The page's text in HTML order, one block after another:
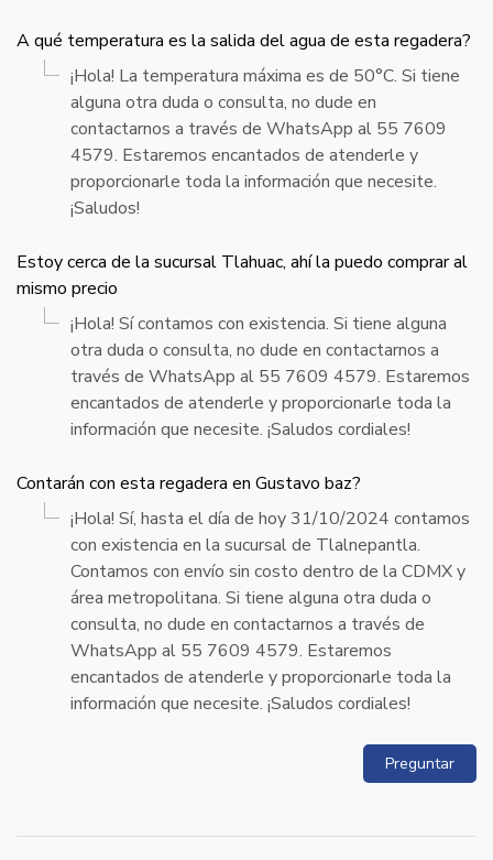
A qué temperatura es la salida del agua de esta regadera?
¡Hola! La temperatura máxima es de 50°C. Si tiene
alguna otra duda o consulta, no dude en
contactarnos a través de WhatsApp al 55 7609
4579. Estaremos encantados de atenderle y
proporcionarle toda la información que necesite.
¡Saludos!
Estoy cerca de la sucursal Tlahuac, ahí la puedo comprar al
mismo precio
¡Hola! Sí contamos con existencia. Si tiene alguna
otra duda o consulta, no dude en contactarnos a
través de WhatsApp al 55 7609 4579. Estaremos
encantados de atenderle y proporcionarle toda la
información que necesite. ¡Saludos cordiales!
Contarán con esta regadera en Gustavo baz?
¡Hola! Sí, hasta el día de hoy 31/10/2024 contamos
con existencia en la sucursal de Tlalnepantla.
Contamos con envío sin costo dentro de la CDMX y
área metropolitana. Si tiene alguna otra duda o
consulta, no dude en contactarnos a través de
WhatsApp al 55 7609 4579. Estaremos
encantados de atenderle y proporcionarle toda la
información que necesite. ¡Saludos cordiales!
Preguntar